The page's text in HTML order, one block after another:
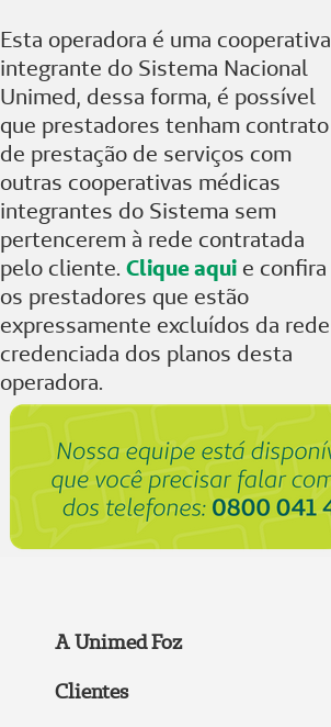
Esta operadora é uma cooperativa
integrante do Sistema Nacional
Unimed, dessa forma, é possível
que prestadores tenham contrato
de prestação de serviços com
outras cooperativas médicas
integrantes do Sistema sem
pertencerem à rede contratada
pelo cliente. Clique aqui e confira
os prestadores que estão
expressamente excluídos da rede
credenciada dos planos desta
operadora.
A Unimed Foz
Clientes